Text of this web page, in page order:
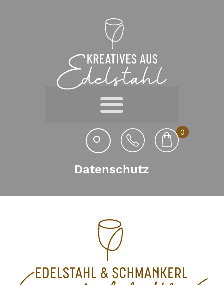
0
Datenschutz